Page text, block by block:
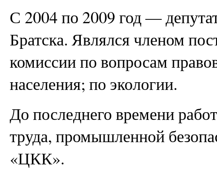
С 2004 по 2009 год —
Братска. Являлся членом
комиссии по вопросам
населения; по экологии.
До последнего времени
труда, промышленной
«ЦКК».